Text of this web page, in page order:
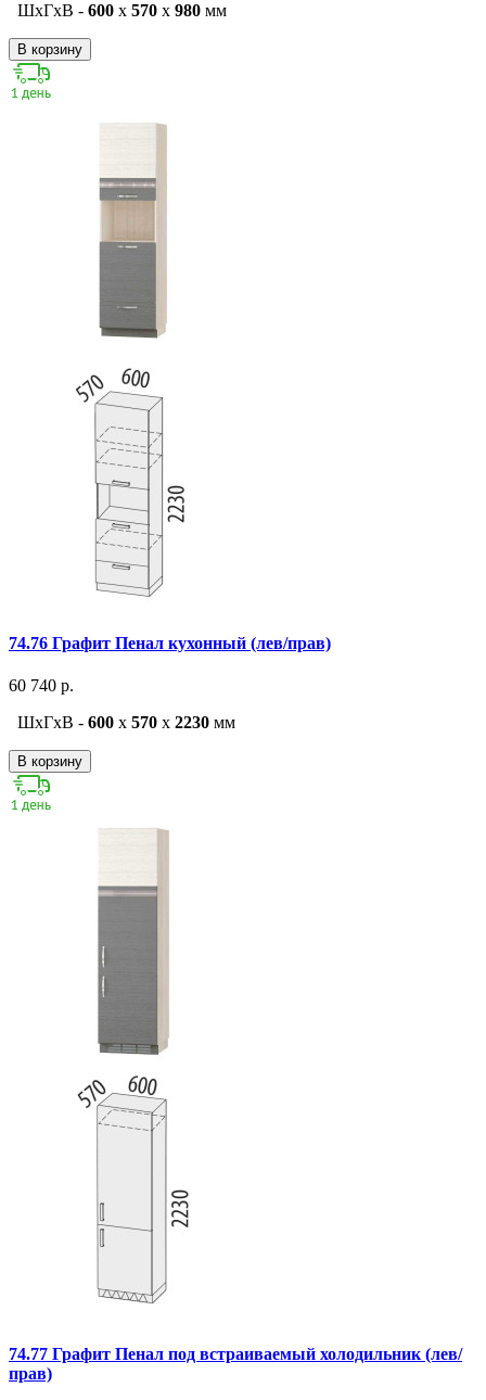
ШxГxВ - 600 x 570 x 980 мм
В корзину
74.76 Графит Пенал кухонный (лев/прав)
60 740 р.
ШxГxВ - 600 x 570 x 2230 мм
В корзину
74.77 Графит Пенал под встраиваемый холодильник (лев/
прав)